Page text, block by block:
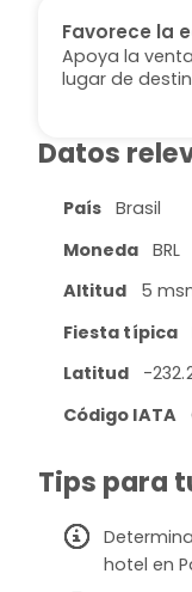
Favorece la
Apoya la
lugar de
Datos
País Brasil
Moneda BRL
Altitud
5
Fiesta típica
Latitud
-
Código IATA
Tips para
hotel en